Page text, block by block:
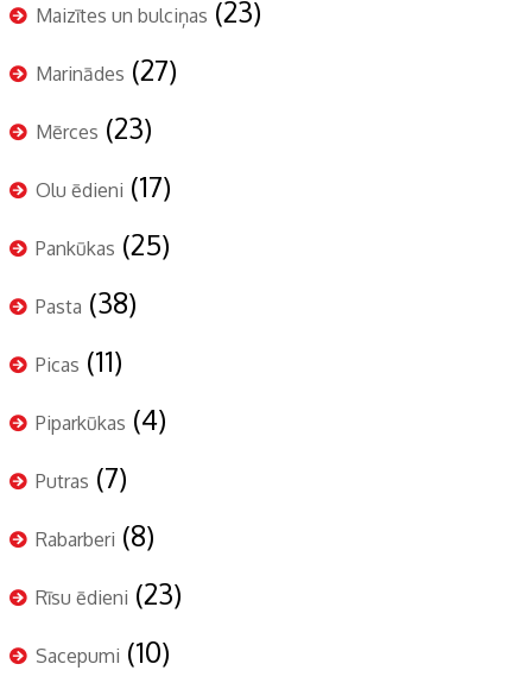
Maizītes un bulciņas (23)
Marinādes (27)
Mērces (23)
Olu ēdieni (17)
Pankūkas (25)
Pasta (38)
Picas (11)
Piparkūkas (4)
Putras (7)
Rabarberi (8)
Rīsu ēdieni (23)
Sacepumi (10)